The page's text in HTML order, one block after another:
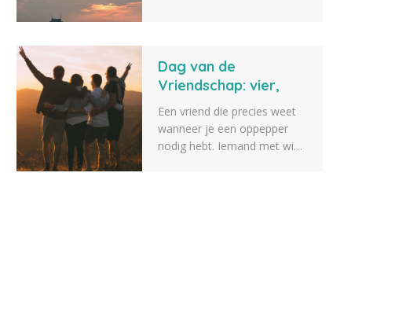
Dag van de
Vriendschap: vier,
koester en herinner
vriendschap
Een vriend die precies weet
wanneer je een oppepper
nodig hebt. Iemand met wie